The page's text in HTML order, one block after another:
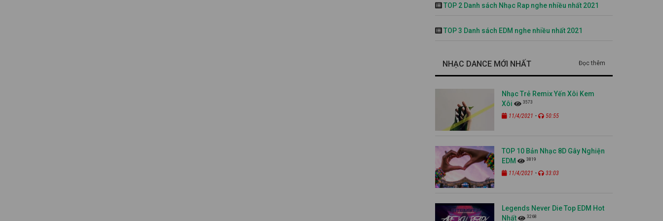
TOP 2 Danh sách Nhạc Rap nghe nhiều nhất 2021
TOP 3 Danh sách EDM nghe nhiều nhất 2021
NHẠC DANCE MỚI NHẤT Đọc thêm
Nhạc Trẻ Remix Yến Xôi Kem
Xôi
3573
11/4/2021 - 50:55
TOP 10 Bản Nhạc 8D Gây Nghiện
EDM
3819
11/4/2021 - 33:03
Legends Never Die Top EDM Hot
Nhất
3268